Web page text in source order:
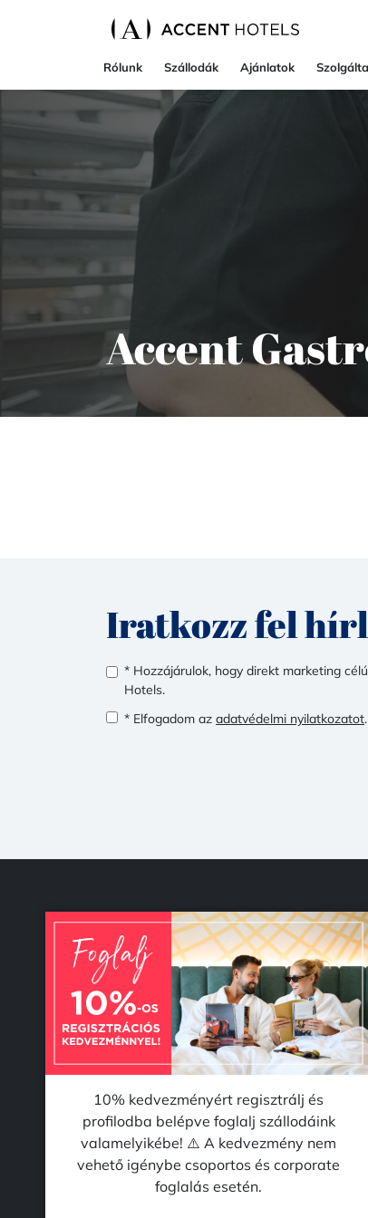
Rólunk Szállodák Ajánlatok
Accent
Iratkozz fel
* Hozzájárulok, hogy direkt marketing
Hotels.
* Elfogadom az adatvédelmi nyilatkozatot.
10% kedvezményért regisztrálj és
profilodba belépve foglalj szállodáink
valamelyikébe! ⚠️ A kedvezmény nem
vehető igénybe csoportos és corporate
foglalás esetén.